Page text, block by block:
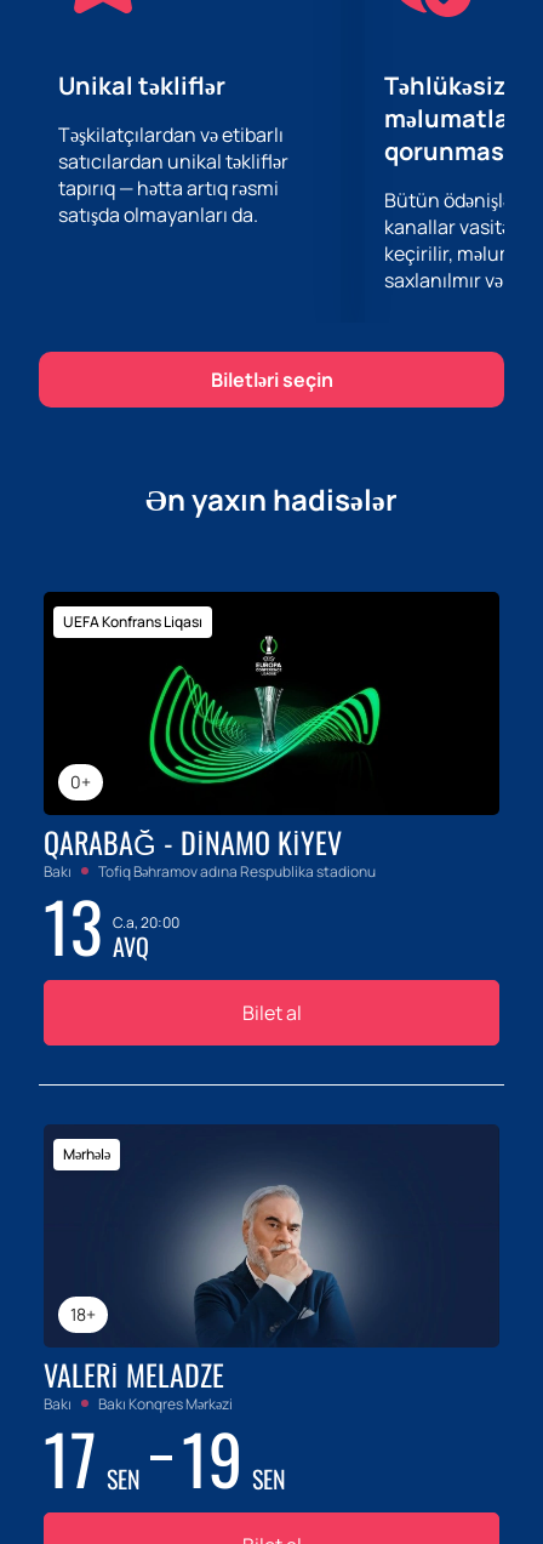
hissəsi olun!
Unikal təkliflər
Təşkilatçılardan və etibarlı
satıcılardan unikal təkliflər
tapırıq — hətta artıq rəsmi
satışda olmayanları da.
Təhlükəsiz
məlumatların
qorunması
Bütün ödənişlər
kanallar
keçirilir,
saxlanılmır və
Biletləri seçin
Ən yaxın hadisələr
0+
UEFA Konfrans Liqası
QARABAĞ - DINAMO KIYEV
Bakı Tofiq Bəhramov adına Respublika stadionu
13 C.a, 20:00
AVQ
Bilet al
18+
Mərhələ
VALERI MELADZE
Bakı Bakı Konqres Mərkəzi
17 SEN 19 SEN